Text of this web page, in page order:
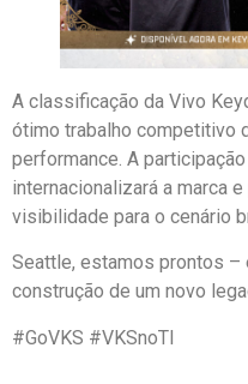
A classificação da Vivo
ótimo trabalho competitivo
performance. A
internacionalizará a marca
visibilidade para o cenário
Seattle, estamos prontos –
construção de um novo
#GoVKS #VKSnoTI